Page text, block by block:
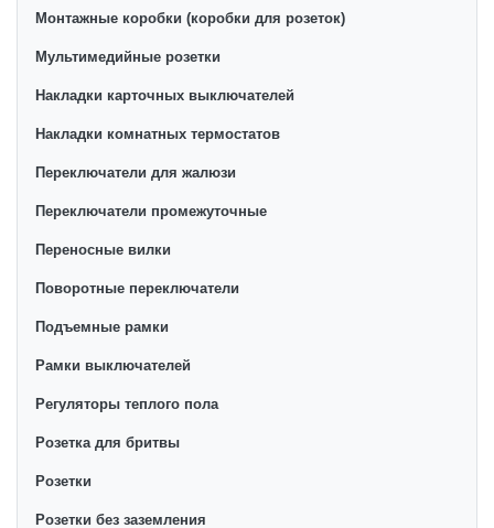
Монтажные коробки (коробки для розеток)
Мультимедийные розетки
Накладки карточных выключателей
Накладки комнатных термостатов
Переключатели для жалюзи
Переключатели промежуточные
Переносные вилки
Поворотные переключатели
Подъемные рамки
Рамки выключателей
Регуляторы теплого пола
Розетка для бритвы
Розетки
Розетки без заземления